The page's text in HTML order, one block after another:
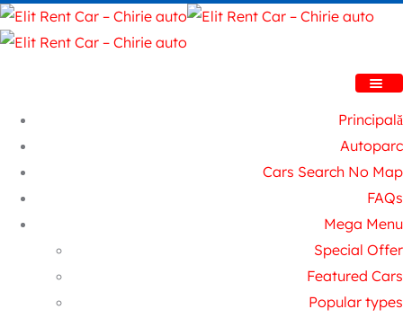
Principală
Autoparc
Cars Search No Map
FAQs
Mega Menu
Special Offer
Featured Cars
Popular types